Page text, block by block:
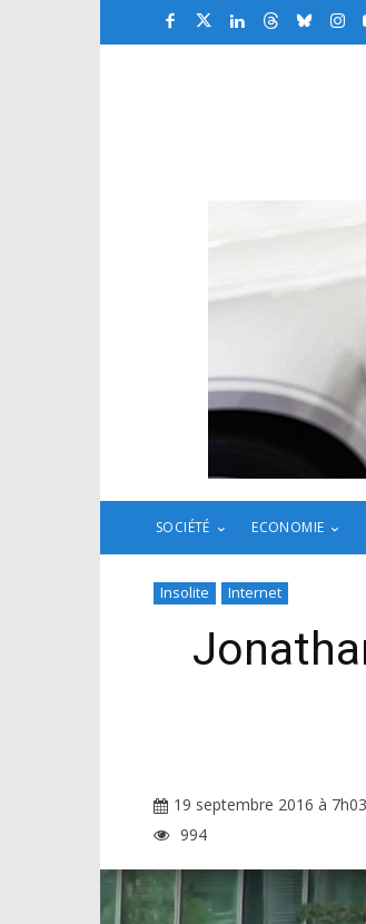
SOCIÉTÉ ECONOMIE
Insolite Internet
19 septembre 2016 à 7h03
994